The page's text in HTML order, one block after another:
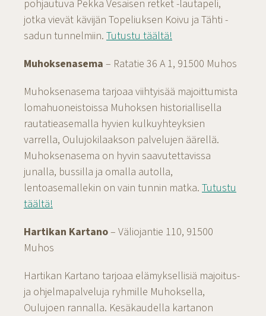
pohjautuva Pekka Vesaisen retket -lautapeli,
jotka vievät kävijän Topeliuksen Koivu ja Tähti -
sadun tunnelmiin. Tutustu täältä!
Muhoksenasema – Ratatie 36 A 1, 91500 Muhos
Muhoksenasema tarjoaa viihtyisää majoittumista
lomahuoneistoissa Muhoksen historiallisella
rautatieasemalla hyvien kulkuyhteyksien
varrella, Oulujokilaakson palvelujen äärellä.
Muhoksenasema on hyvin saavutettavissa
junalla, bussilla ja omalla autolla,
lentoasemallekin on vain tunnin matka. Tutustu
täältä!
Hartikan Kartano– Väliojantie 110, 91500
Muhos
Hartikan Kartano tarjoaa elämyksellisiä majoitus-
ja ohjelmapalveluja ryhmille Muhoksella,
Oulujoen rannalla. Kesäkaudella kartanon